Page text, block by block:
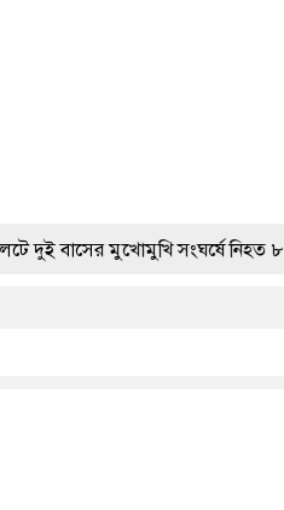
সংঘর্ষে নিহত ৮, আহত ১৩